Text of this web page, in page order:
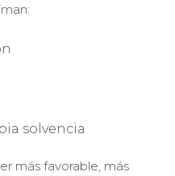
solvencia
más favorable, más